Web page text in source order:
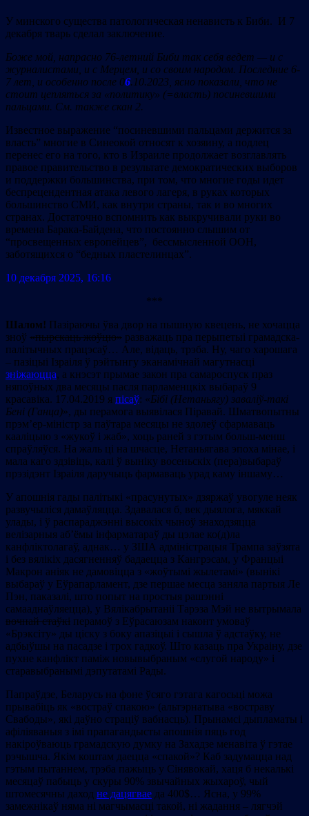
У минского существа патологическая ненависть к Биби. И 7
декабря тварь сделал заключение.
Боже мой, напрасно 76-летний Биби так себя ведет — и с
журналистами, и с Мерцем, и со своим народом. Последние 6-
7 лет, и особенно после 06.10.2023, ясно показали, что не
стоит цепляться за «политику» (=власть) посиневшими
пальцами. См. также скан 2.
Известное выражение “посиневшими пальцами держится за
власть” многие в Синеокой относят к хозяину, а подлец
перенес его на того, кто в Израиле продолжает возглавлять
правое правительство в результате демократических выборов
и поддержки большинства, при том, что многие годы идет
беспрецендентная атака левого лагеря, в руках которых
большинство СМИ, как внутри страны, так и во многих
странах. Достаточно вспомнить как выкручивали руки во
времена Барака-Байдена, что постоянно слышим от
“просвещенных европейцев”, бессмысленной ООН,
заботящихся о “бедных пластелинцах”.
10 декабря 2025, 16:16
***
Шалом! Пазіраючы ўва двор на пышную квецень, не хочацца
зноў «пырскаць жоўцю» разважаць пра перыпетыі грамадска-
палітычных працэсаў… Але, відаць, трэба. Ну, чаго харошага
– пазіцыі Ізраіля ў рэйтынгу эканамічнай магутнасці
зніжаюцца, а кнэсэт прымае закон пра самароспуск праз
няпоўных два месяцы пасля парламенцкіх выбараў 9
красавіка. 17.04.2019 я пісаў: «Бібі (Нетаньягу) заваліў-такі
Бені (Ганца)», ды перамога выявілася Піравай. Шматвопытны
прэм’ер-міністр за паўтара месяцы не здолеў сфармаваць
кааліцыю з «жукоў і жаб», хоць раней з гэтым больш-менш
спраўляўся. На жаль ці на шчасце, Нетаньягава эпоха мінае, і
мала каго здзівіць, калі ў выніку восеньскіх (пера)выбараў
прэзідэнт Ізраіля даручыць фармаваць урад каму іншаму…
У апошнія гады палітыкі «прасунутых» дзяржаў увогуле неяк
развучыліся дамаўляцца. Здавалася б, век дыялога, мяккай
улады, і ў распараджэнні высокіх чыноў знаходзяцца
велізарныя аб’ёмы інфарматараў ды цэлае ко(д)ла
канфліктолагаў, аднак… у ЗША адміністрацыя Трампа заўзята
і без вялікіх дасягненняў бадаецца з Кангрэсам, у Францыі
Макрон аніяк не дамовіцца з «жоўтымі жылетамі» (вынікі
выбараў у Еўрапарламент, дзе першае месца заняла партыя Ле
Пэн, паказалі, што попыт на простыя рашэнні
самааднаўляецца), у Вялікабрытаніі Тарэза Мэй не вытрымала
вочнай стаўкі перамоў з Еўрасаюзам наконт умоваў
«Брэксіту» ды ціску з боку апазіцыі і сышла ў адстаўку, не
адбыўшы на пасадзе і трох гадкоў. Што казаць пра Украіну, дзе
пухне канфлікт паміж новывыбраным «слугой народу» і
старавыбранымі дэпутатамі Рады.
Папраўдзе, Беларусь на фоне ўсяго гэтага кагосьці можа
прывабіць як «востраў спакою» (альтэрнатыва «востраву
Свабоды», які даўно страціў вабнасць). Прынамсі дыпламаты і
афіліяваныя з імі прапагандысты апошнія пяць год
накіроўваюць грамадскую думку на Захадзе менавіта ў гэтае
рэчышча. Якім коштам даецца «спакой»? Каб задумацца над
гэтым пытаннем, трэба пажыць у Сінявокай, хаця б некалькі
месяцаў пабыць у скуры 90% звычайных жыхароў, чый
штомесячны даход не дацягвае да 400$… Ясна, у 99%
замежнікаў няма ні магчымасці такой, ні жадання – лягчэй